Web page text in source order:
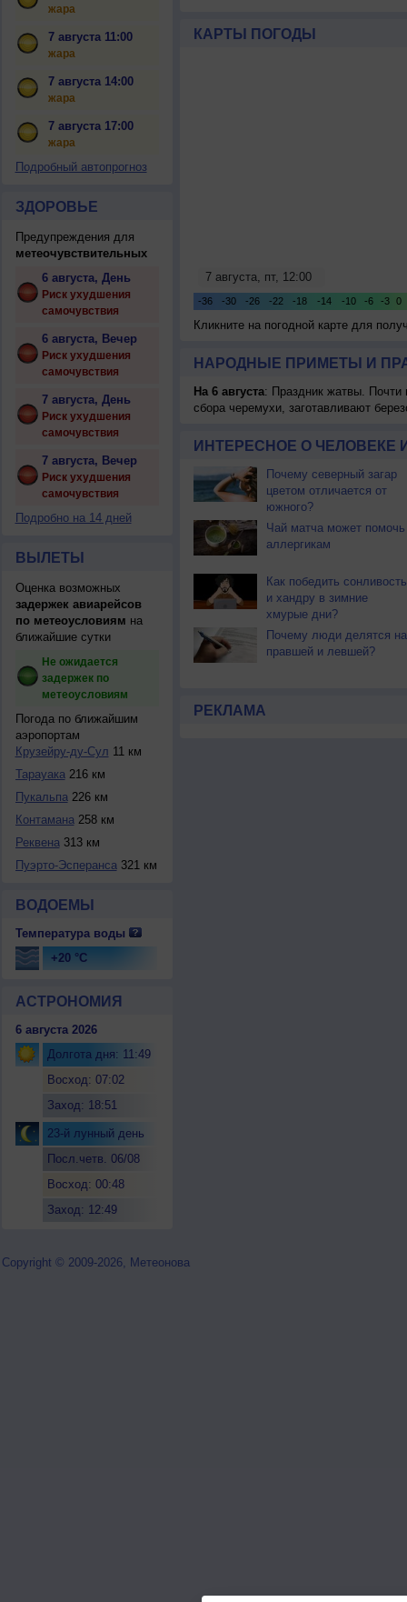
жара
7 августа 11:00
жара
7 августа 14:00
жара
7 августа 17:00
жара
Подробный автопрогноз
ЗДОРОВЬЕ
Предупреждения для
метеочувствительных
6 августа, День
Риск ухудшения
самочувствия
6 августа, Вечер
Риск ухудшения
самочувствия
7 августа, День
Риск ухудшения
самочувствия
7 августа, Вечер
Риск ухудшения
самочувствия
Подробно на 14 дней
ВЫЛЕТЫ
Оценка возможных
задержек авиарейсов
по метеоусловиям на
ближайшие сутки
Не ожидается
задержек по
метеоусловиям
Погода по ближайшим
аэропортам
Крузейру-ду-Сул 11 км
Тарауака216 км
Пукальпа226 км
Контамана258 км
Реквена313 км
Пуэрто-Эсперанса321 км
ВОДОЕМЫ
Температура воды
+20 °C
АСТРОНОМИЯ
6 августа 2026
Долгота дня: 11:49
Восход: 07:02
Заход: 18:51
23-й лунный день
Посл.четв. 06/08
Восход: 00:48
Заход: 12:49
КАРТЫ ПОГОДЫ
Кликните на погодной карте для
НАРОДНЫЕ ПРИМЕТЫ И
На 6 августа: Праздник жатвы. Почти
сбора черемухи, заготавливают
ИНТЕРЕСНОЕ О ЧЕЛОВЕКЕ
Почему северный загар
цветом отличается от
южного?
Чай матча может помочь
аллергикам
Как победить сонливость
и хандру в зимние
хмурые дни?
Почему люди делятся на
правшей и левшей?
РЕКЛАМА
Copyright © 2009-2026, Метеонова